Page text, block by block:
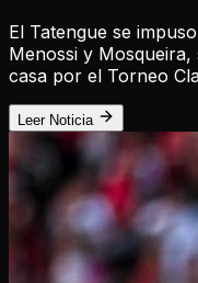
El Tatengue se
Menossi y
casa por el Torneo
Leer Noticia